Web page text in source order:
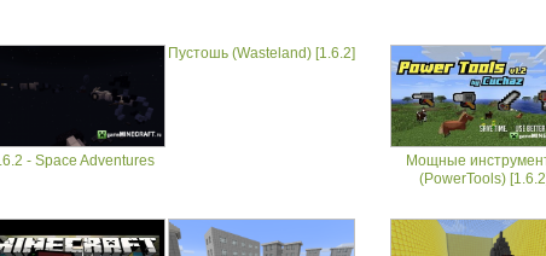
- Space Adventures
Пустошь (Wasteland) [1.6.2]
Мощные
(PowerTools)